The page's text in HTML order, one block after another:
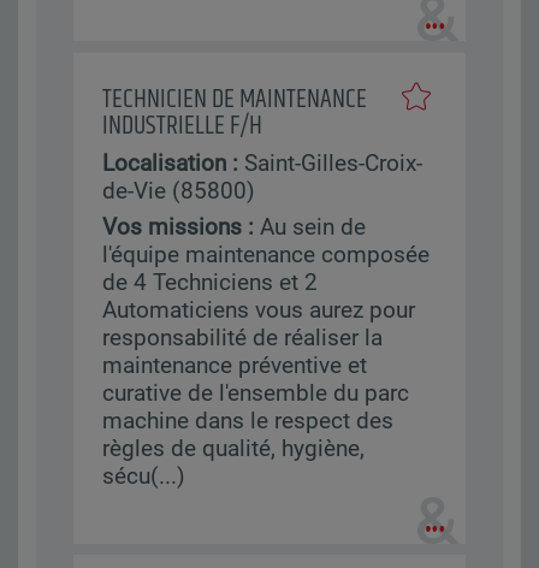
TECHNICIEN DE MAINTENANCE
INDUSTRIELLE F/H
Localisation : Saint-Gilles-Croix-
de-Vie (85800)
Vos missions : Au sein de
l'équipe maintenance composée
de 4 Techniciens et 2
Automaticiens vous aurez pour
responsabilité de réaliser la
maintenance préventive et
curative de l'ensemble du parc
machine dans le respect des
règles de qualité, hygiène,
sécu(...)